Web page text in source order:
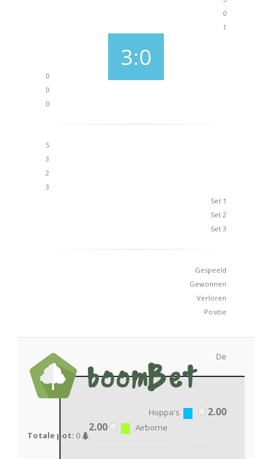
0
1
3:0
0
0
0
5
3
2
3
Set 1
Set 2
Set 3
Gespeeld
Gewonnen
Verloren
Positie
Totale pot: 0
De
Hoppa's
2.00
2.00
Airborne